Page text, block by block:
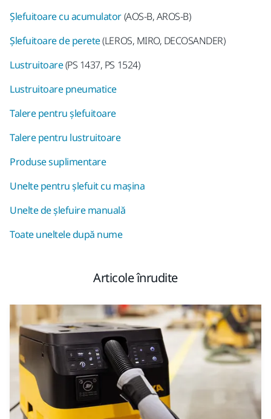
Șlefuitoare cu acumulator(AOS-B, AROS-B)
Șlefuitoare de perete(LEROS, MIRO, DECOSANDER)
Lustruitoare(PS 1437, PS 1524)
Lustruitoare pneumatice
Talere pentru șlefuitoare
Talere pentru lustruitoare
Produse suplimentare
Unelte pentru șlefuit cu mașina
Unelte de șlefuire manuală
Toate uneltele după nume
Articole înrudite